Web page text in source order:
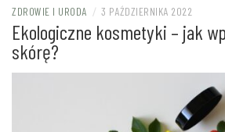
ZDROWIE I URODA / 3 PAŹDZIERNIKA 2022
Ekologiczne kosmetyki – jak
skórę?